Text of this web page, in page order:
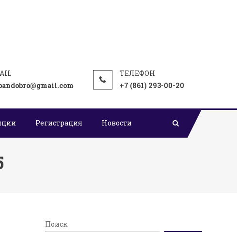
+7 (861) 293-00-20
Регистрация Новости
Поиск